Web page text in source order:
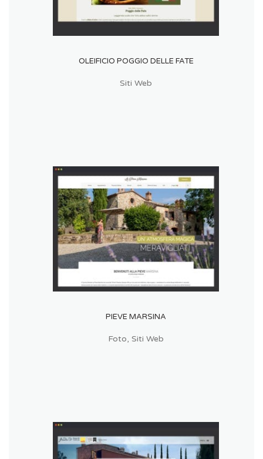
OLEIFICIO POGGIO DELLE FATE
Siti Web
PIEVE MARSINA
Foto, Siti Web